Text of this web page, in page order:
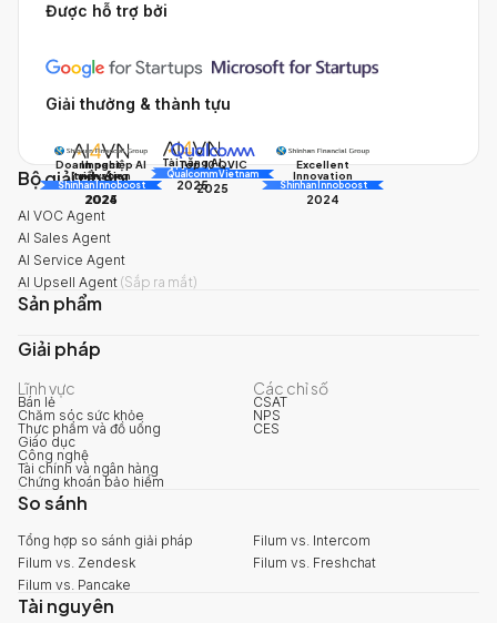
Được hỗ trợ bởi
Giải thưởng & thành tựu
Doanh nghiệp AI
triển vọng
AI Awards
2025
Tài năng AI
AI Awards
2025
Excellent
Innovation
Shinhan Innoboost
2024
Impact
Innovation
Shinhan Innoboost
2024
Top 10 QVIC
Qualcomm Vietnam
2025
Bộ giải pháp
AI VOC Agent
AI Sales Agent
AI Service Agent
AI Upsell Agent (Sắp ra mắt)
Sản phẩm
Giải pháp
Lĩnh vực
Bán lẻ
Chăm sóc sức khỏe
Thực phẩm và đồ uống
Giáo dục
Công nghệ
Tài chính và ngân hàng
Chứng khoán bảo hiểm
Các chỉ số
CSAT
NPS
CES
So sánh
Tổng hợp so sánh giải pháp
Filum vs. Intercom
Filum vs. Zendesk
Filum vs. Freshchat
Filum vs. Pancake
Tài nguyên